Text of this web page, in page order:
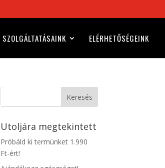
SZOLGÁLTATÁSAINK ELÉRHETŐSÉGEINK
Keresés
Utoljára megtekintett
Próbáld ki termünket 1.990
Ft-ért!